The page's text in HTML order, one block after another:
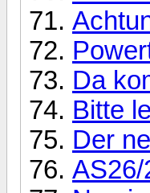
Da
Bitte
Der